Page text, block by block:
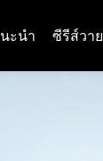
ะนำ ซีรีส์วาย